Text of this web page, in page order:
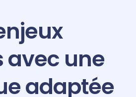
avec une
adaptée